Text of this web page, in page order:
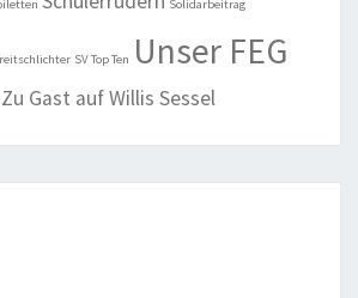
Solidarbeitrag
SV Top Ten Unser FEG
Zu Gast auf Willis Sessel